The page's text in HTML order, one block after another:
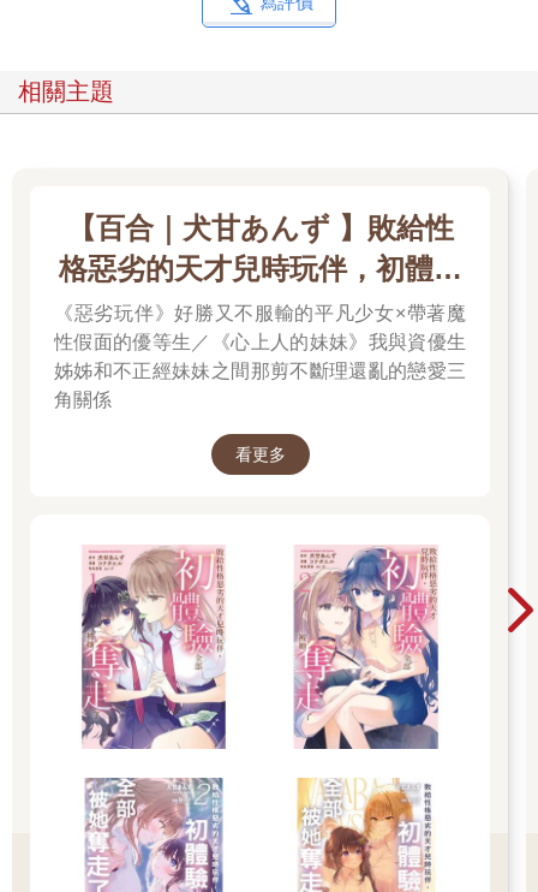
相關主題
【百合｜犬甘あんず 】敗給性
格惡劣的天才兒時玩伴，初體驗
全部被她奪走了／心上人的妹妹
《惡劣玩伴》好勝又不服輸的平凡少女×帶著魔
性假面的優等生／《心上人的妹妹》我與資優生
姊姊和不正經妹妹之間那剪不斷理還亂的戀愛三
角關係
看更多